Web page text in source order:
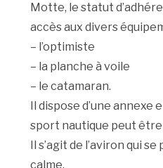
Motte, le statut
accès aux divers
– l’optimiste
– la planche à voile
– le catamaran.
Il dispose d’une annexe
sport nautique peut
Il s’agit de l’aviron qui
calme.